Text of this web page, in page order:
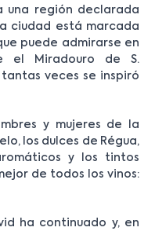
una región declarada
ciudad está marcada
puede admirarse en
el Miradouro de S.
veces se inspiró
y mujeres de la
los dulces de Régua,
y los tintos
de todos los vinos:
ha continuado y, en